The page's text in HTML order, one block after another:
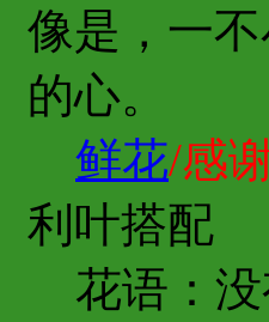
像是，一
的心。
鲜花/感
利叶搭配
花语：没